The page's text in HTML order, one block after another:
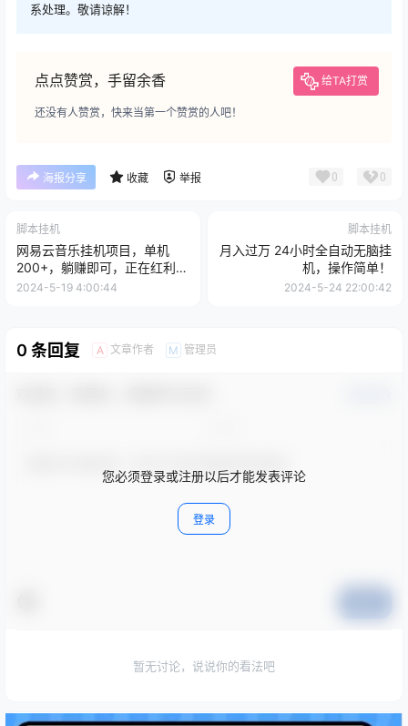
系处理。敬请谅解！
点点赞赏，手留余香 给TA打赏
还没有人赞赏，快来当第一个赞赏的人吧！
海报分享 收藏 举报 0 0
脚本挂机
网易云音乐挂机项目，单机
200+，躺赚即可，正在红利
期，无脑且暴力
2024-5-19 4:00:44
脚本挂机
月入过万 24小时全自动无脑挂
机，操作简单！
2024-5-24 22:00:42
0 条回复 A 文章作者 M 管理员
您必须登录或注册以后才能发表评论
登录
暂无讨论，说说你的看法吧